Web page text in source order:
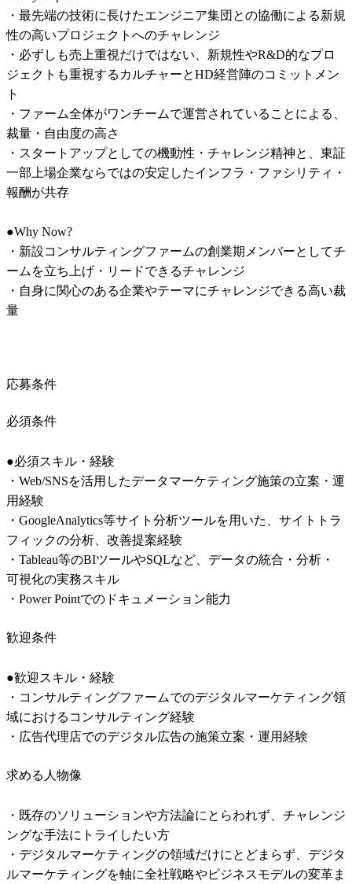
・最先端の技術に長けたエンジニア集団との協働による新規
性の高いプロジェクトへのチャレンジ
・必ずしも売上重視だけではない、新規性やR&D的なプロ
ジェクトも重視するカルチャーとHD経営陣のコミットメン
ト
・ファーム全体がワンチームで運営されていることによる、
裁量・自由度の高さ
・スタートアップとしての機動性・チャレンジ精神と、東証
一部上場企業ならではの安定したインフラ・ファシリティ・
報酬が共存
●Why Now?
・新設コンサルティングファームの創業期メンバーとしてチ
ームを立ち上げ・リードできるチャレンジ
・自身に関心のある企業やテーマにチャレンジできる高い裁
量
応募条件
必須条件
●必須スキル・経験
・Web/SNSを活用したデータマーケティング施策の立案・運
用経験
・GoogleAnalytics等サイト分析ツールを用いた、サイトトラ
フィックの分析、改善提案経験
・Tableau等のBIツールやSQLなど、データの統合・分析・
可視化の実務スキル
・Power Pointでのドキュメーション能力
歓迎条件
●歓迎スキル・経験
・コンサルティングファームでのデジタルマーケティング領
域におけるコンサルティング経験
・広告代理店でのデジタル広告の施策立案・運用経験
求める人物像
・既存のソリューションや方法論にとらわれず、チャレンジ
ングな手法にトライしたい方
・デジタルマーケティングの領域だけにとどまらず、デジタ
ルマーケティングを軸に全社戦略やビジネスモデルの変革ま